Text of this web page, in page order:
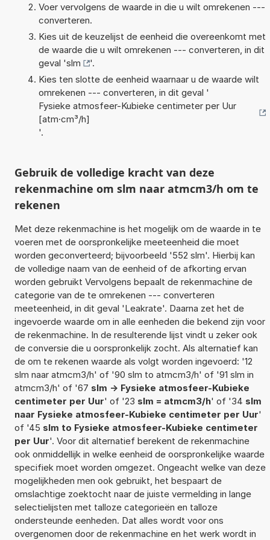
Voer vervolgens de waarde in die u wilt omrekenen ---
converteren.
Kies uit de keuzelijst de eenheid die overeenkomt met
de waarde die u wilt omrekenen --- converteren, in dit
geval 'slm
'.
Kies ten slotte de eenheid waarnaar u de waarde wilt
omrekenen --- converteren, in dit geval '
Fysieke atmosfeer-Kubieke centimeter per Uur
[atm·cm³/h]
'.
Gebruik de volledige kracht van deze
rekenmachine om slm naar atmcm3/h om te
rekenen
Met deze rekenmachine is het mogelijk om de waarde in te
voeren met de oorspronkelijke meeteenheid die moet
worden geconverteerd; bijvoorbeeld '552 slm'. Hierbij kan
de volledige naam van de eenheid of de afkorting ervan
worden gebruikt Vervolgens bepaalt de rekenmachine de
categorie van de te omrekenen --- converteren
meeteenheid, in dit geval 'Leakrate'. Daarna zet het de
ingevoerde waarde om in alle eenheden die bekend zijn voor
de rekenmachine. In de resulterende lijst vindt u zeker ook
de conversie die u oorspronkelijk zocht. Als alternatief kan
de om te rekenen waarde als volgt worden ingevoerd: '12
slm naar atmcm3/h' of '90 slm to atmcm3/h' of '91 slm in
atmcm3/h' of '67 slm -> Fysieke atmosfeer-Kubieke
centimeter per Uur' of '23 slm = atmcm3/h' of '34 slm
naar Fysieke atmosfeer-Kubieke centimeter per Uur'
of '45 slm to Fysieke atmosfeer-Kubieke centimeter
per Uur'. Voor dit alternatief berekent de rekenmachine
ook onmiddellijk in welke eenheid de oorspronkelijke waarde
specifiek moet worden omgezet. Ongeacht welke van deze
mogelijkheden men ook gebruikt, het bespaart de
omslachtige zoektocht naar de juiste vermelding in lange
selectielijsten met talloze categorieën en talloze
ondersteunde eenheden. Dat alles wordt voor ons
overgenomen door de rekenmachine en het werk wordt in